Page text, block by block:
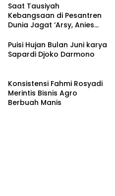
Saat Tausiyah
Kebangsaan di Pesantren
Dunia Jagat ‘Arsy, Anies
Dukungan dari Abah Aos
Puisi Hujan Bulan Juni karya
Sapardi Djoko Darmono
Konsistensi Fahmi Rosyadi
Merintis Bisnis Agro
Berbuah Manis